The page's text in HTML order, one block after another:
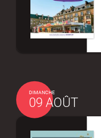
DIMANCHE
09 AOÛT